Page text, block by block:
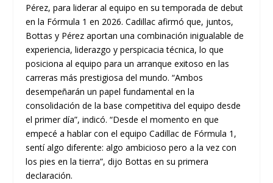
Pérez, para liderar al equipo en su temporada de debut
en la Fórmula 1 en 2026. Cadillac afirmó que, juntos,
Bottas y Pérez aportan una combinación inigualable de
experiencia, liderazgo y perspicacia técnica, lo que
posiciona al equipo para un arranque exitoso en las
carreras más prestigiosa del mundo. “Ambos
desempeñarán un papel fundamental en la
consolidación de la base competitiva del equipo desde
el primer día”, indicó. “Desde el momento en que
empecé a hablar con el equipo Cadillac de Fórmula 1,
sentí algo diferente: algo ambicioso pero a la vez con
los pies en la tierra”, dijo Bottas en su primera
declaración.